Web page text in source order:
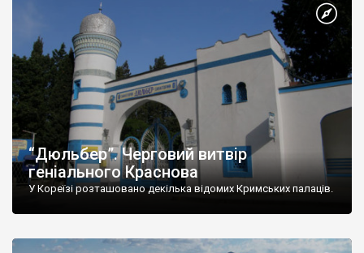
“Дюльбер”. Черговий витвір
геніального Краснова
У Кореїзі розташовано декілька відомих Кримських палаців.